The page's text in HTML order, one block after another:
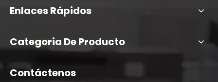
Enlaces Rápidos
Categoria De Producto
Contáctenos